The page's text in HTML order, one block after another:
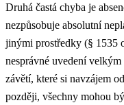
Druhá častá chyba je
nezpůsobuje absolutní
jinými prostředky (§ 1535
nesprávné uvedení
závětí, které si navzájem
později, všechny mohou